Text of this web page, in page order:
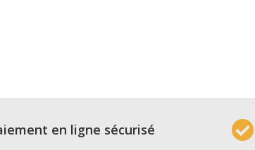
en ligne sécurisé 